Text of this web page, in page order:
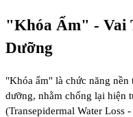
"Khóa Ẩm" - Vai
Dưỡng
"Khóa ẩm" là chức năng nền
dưỡng, nhằm chống lại hiện
(Transepidermal Water Loss